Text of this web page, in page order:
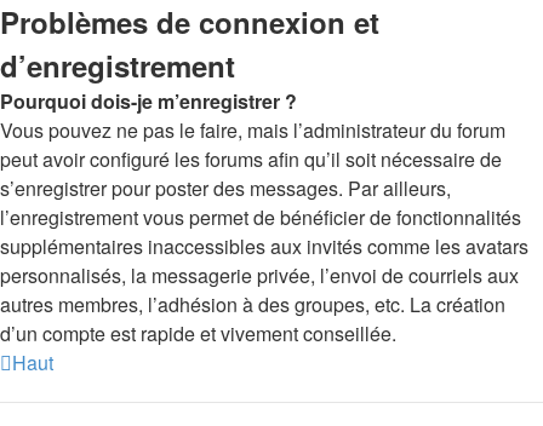
Problèmes de connexion et
d’enregistrement
Pourquoi dois-je m’enregistrer ?
Vous pouvez ne pas le faire, mais l’administrateur du forum
peut avoir configuré les forums afin qu’il soit nécessaire de
s’enregistrer pour poster des messages. Par ailleurs,
l’enregistrement vous permet de bénéficier de fonctionnalités
supplémentaires inaccessibles aux invités comme les avatars
personnalisés, la messagerie privée, l’envoi de courriels aux
autres membres, l’adhésion à des groupes, etc. La création
d’un compte est rapide et vivement conseillée.
Haut